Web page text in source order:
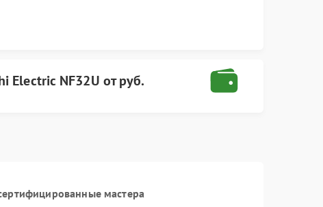
Electric NF32U отруб.
мастера